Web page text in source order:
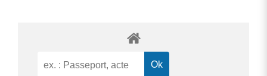
Service Public